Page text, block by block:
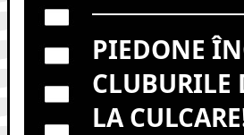
PIEDONE
CLUBURILE
LA